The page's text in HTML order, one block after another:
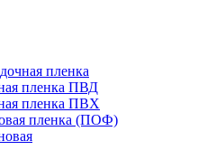
пленка
пленка ПВД
пленка ПВХ
пленка (ПОФ)